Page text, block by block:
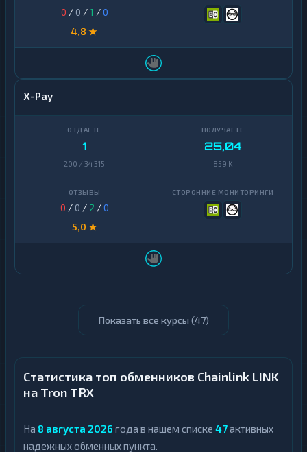
0 / 0 /1 /0
4,8 ★
X-Pay
1
200 / 34 315
25,04
859 K
0 / 0 / 2 /0
5,0 ★
Показать все курсы (47)
Статистика топ обменников Chainlink LINK
на Tron TRX
На 8 августа 2026 года в нашем списке 47активных
надежных обменных пункта.